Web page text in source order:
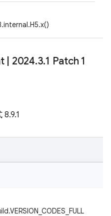
2024.3.1 Patch 1